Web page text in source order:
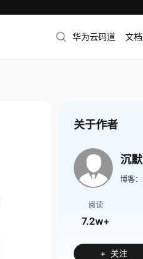
华为云码道 文档
关于作者
沉
博客：
阅读
7.2w+
+ 关注